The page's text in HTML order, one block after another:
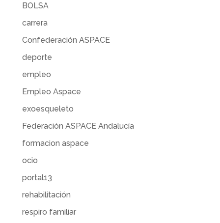
BOLSA
carrera
Confederación ASPACE
deporte
empleo
Empleo Aspace
exoesqueleto
Federación ASPACE Andalucía
formacion aspace
ocio
portal13
rehabilitación
respiro familiar